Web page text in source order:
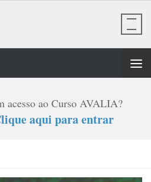
acesso ao Curso AVALIA?
aqui para entrar